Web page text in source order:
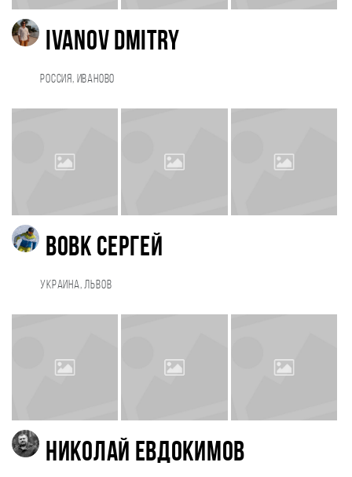
Ivanov Dmitry
Россия, Иваново
Вовк Сергей
Украина, Львов
Николай Евдокимов